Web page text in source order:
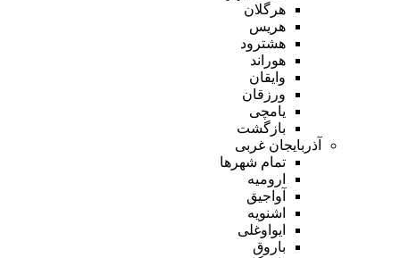
هرگلان
هریس
هشترود
هوراند
وایقان
ورزقان
یامچی
بازگشت
آذربایجان غربی
تمام شهر‌ها
ارومیه
آواجیق
اشنویه
ایواوغلی
باروق